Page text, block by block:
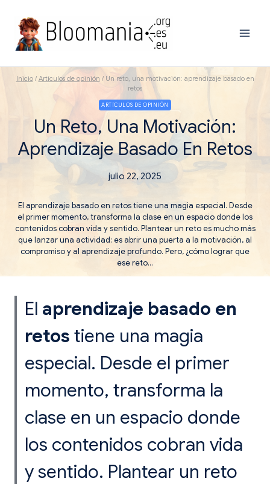
contenido
Inicio / Artículos de opinión / Un reto, una motivación: aprendizaje basado en
retos
ARTÍCULOS DE OPINIÓN
Un Reto, Una Motivación:
Aprendizaje Basado En Retos
julio 22, 2025
El aprendizaje basado en retos tiene una magia especial. Desde
el primer momento, transforma la clase en un espacio donde los
contenidos cobran vida y sentido. Plantear un reto es mucho más
que lanzar una actividad: es abrir una puerta a la motivación, al
compromiso y al aprendizaje profundo. Pero, ¿cómo lograr que
ese reto…
El aprendizaje basado en
retos tiene una magia
especial. Desde el primer
momento, transforma la
clase en un espacio donde
los contenidos cobran vida
y sentido. Plantear un reto